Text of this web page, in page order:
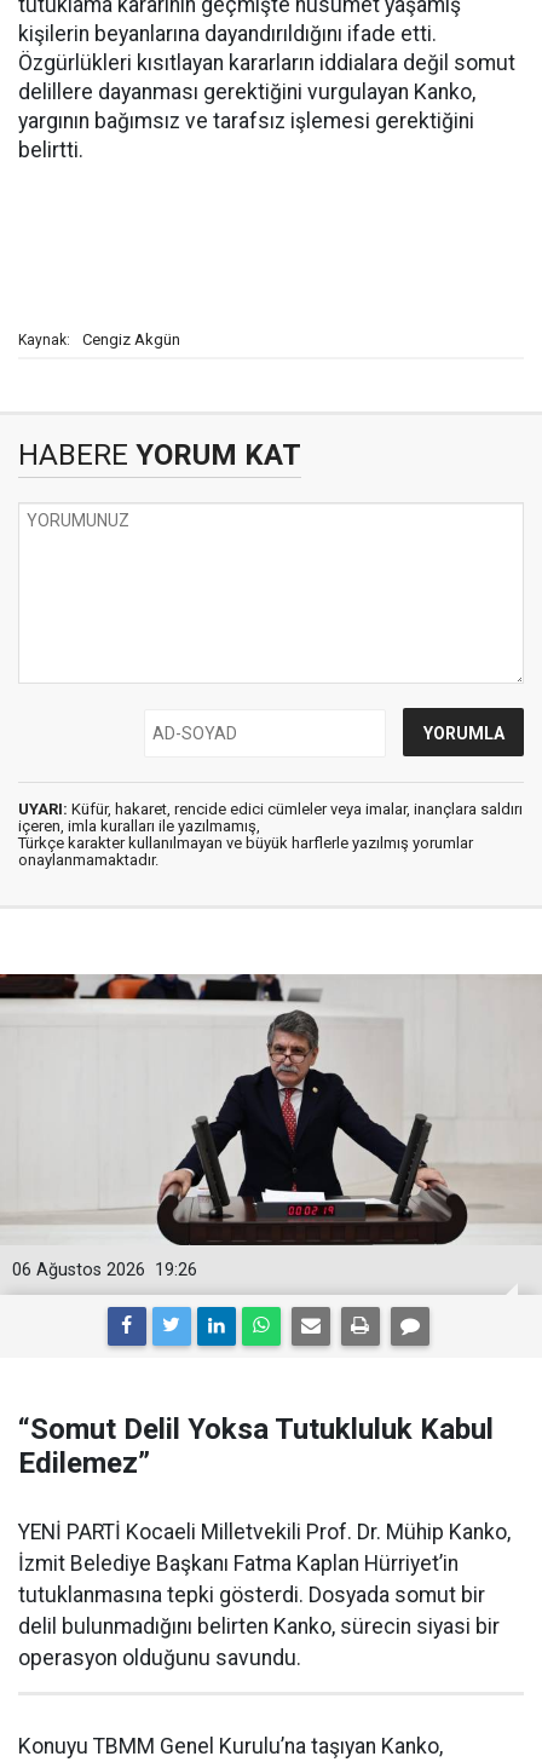
tutuklama kararının geçmişte husumet yaşamış
kişilerin beyanlarına dayandırıldığını ifade etti.
Özgürlükleri kısıtlayan kararların iddialara değil somut
delillere dayanması gerektiğini vurgulayan Kanko,
yargının bağımsız ve tarafsız işlemesi gerektiğini
belirtti.
Kaynak: Cengiz Akgün
HABERE YORUM KAT
UYARI: Küfür, hakaret, rencide edici cümleler veya imalar, inançlara saldırı
içeren, imla kuralları ile yazılmamış,
Türkçe karakter kullanılmayan ve büyük harflerle yazılmış yorumlar
onaylanmamaktadır.
19:26
06 Ağustos 2026
“Somut Delil Yoksa Tutukluluk Kabul
Edilemez”
YENİ PARTİ Kocaeli Milletvekili Prof. Dr. Mühip Kanko,
İzmit Belediye Başkanı Fatma Kaplan Hürriyet’in
tutuklanmasına tepki gösterdi. Dosyada somut bir
delil bulunmadığını belirten Kanko, sürecin siyasi bir
operasyon olduğunu savundu.
Konuyu TBMM Genel Kurulu’na taşıyan Kanko,